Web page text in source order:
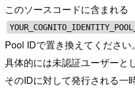
このソースコードに含まれる
Pool IDで置き換えてください。
具体的には未認証ユーザーと
そのIDに対して発行される一